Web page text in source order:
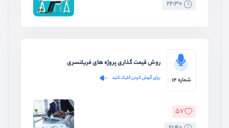
22:30
شماره 14
روش قیمت گذاری پروژه های فریلنسری
برای گوش کردن کلیک کنید
57